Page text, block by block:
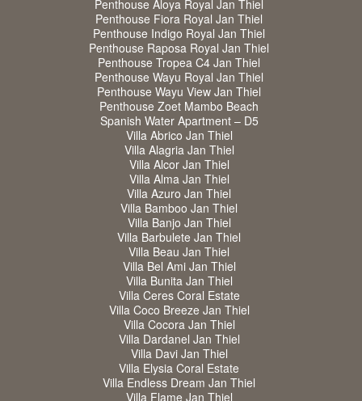
Penthouse Aloya Royal Jan Thiel
Penthouse Fiora Royal Jan Thiel
Penthouse Indigo Royal Jan Thiel
Penthouse Raposa Royal Jan Thiel
Penthouse Tropea C4 Jan Thiel
Penthouse Wayu Royal Jan Thiel
Penthouse Wayu View Jan Thiel
Penthouse Zoet Mambo Beach
Spanish Water Apartment – D5
Villa Abrico Jan Thiel
Villa Alagria Jan Thiel
Villa Alcor Jan Thiel
Villa Alma Jan Thiel
Villa Azuro Jan Thiel
Villa Bamboo Jan Thiel
Villa Banjo Jan Thiel
Villa Barbulete Jan Thiel
Villa Beau Jan Thiel
Villa Bel Ami Jan Thiel
Villa Bunita Jan Thiel
Villa Ceres Coral Estate
Villa Coco Breeze Jan Thiel
Villa Cocora Jan Thiel
Villa Dardanel Jan Thiel
Villa Davi Jan Thiel
Villa Elysia Coral Estate
Villa Endless Dream Jan Thiel
Villa Flame Jan Thiel